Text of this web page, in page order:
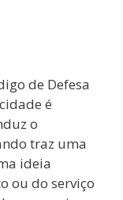
de Defesa
é
o
traz uma
ideia
ou do serviço